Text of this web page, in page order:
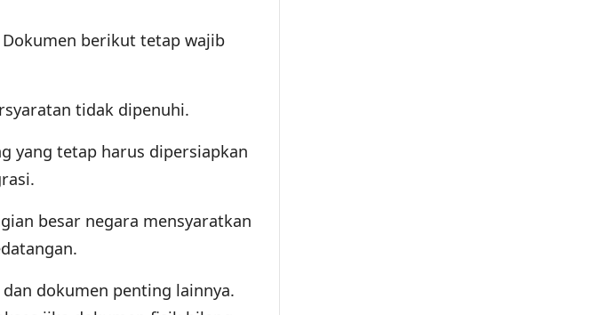
berikut tetap wajib
tidak dipenuhi.
yang tetap harus dipersiapkan
besar negara mensyaratkan
dokumen penting lainnya.